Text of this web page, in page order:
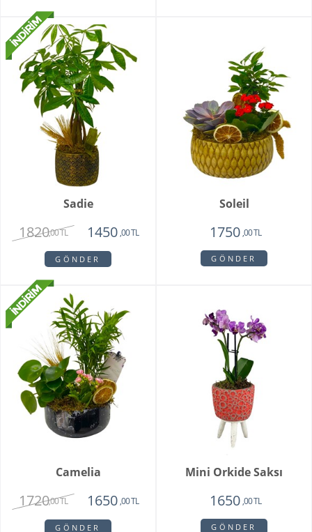
Sadie
1820,00 TL 1450 ,00 TL
GÖNDER
Soleil
1750 ,00 TL
GÖNDER
Camelia
1720,00 TL 1650,00 TL
GÖNDER
Mini Orkide Saksı
1650,00 TL
GÖNDER